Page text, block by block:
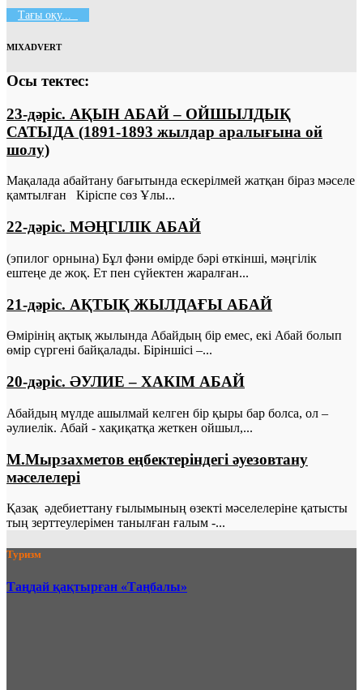
Тағы оқу...
MIXADVERT
Осы тектес:
23-дәріс. АҚЫН АБАЙ – ОЙШЫЛДЫҚ
САТЫДА (1891-1893 жылдар аралығына ой
шолу)
Мақалада абайтану бағытында ескерілмей жатқан біраз мәселе
қамтылған Кіріспе сөз Ұлы...
22-дәріс. МӘҢГІЛІК АБАЙ
(эпилог орнына) Бұл фәни өмірде бәрі өткінші, мәңгілік
ештеңе де жоқ. Ет пен сүйектен жаралған...
21-дәріс. АҚТЫҚ ЖЫЛДАҒЫ АБАЙ
Өмірінің ақтық жылында Абайдың бір емес, екі Абай болып
өмір сүргені байқалады. Біріншісі –...
20-дәріс. ӘУЛИЕ – ХАКІМ АБАЙ
Абайдың мүлде ашылмай келген бір қыры бар болса, ол –
әулиелік. Абай - хақиқатқа жеткен ойшыл,...
М.Мырзахметов еңбектеріндегі әуезовтану
мәселелері
Қазақ әдебиеттану ғылымының өзекті мәселелеріне қатысты
тың зерттеулерімен танылған ғалым -...
Туризм
Таңдай қақтырған «Таңбалы»